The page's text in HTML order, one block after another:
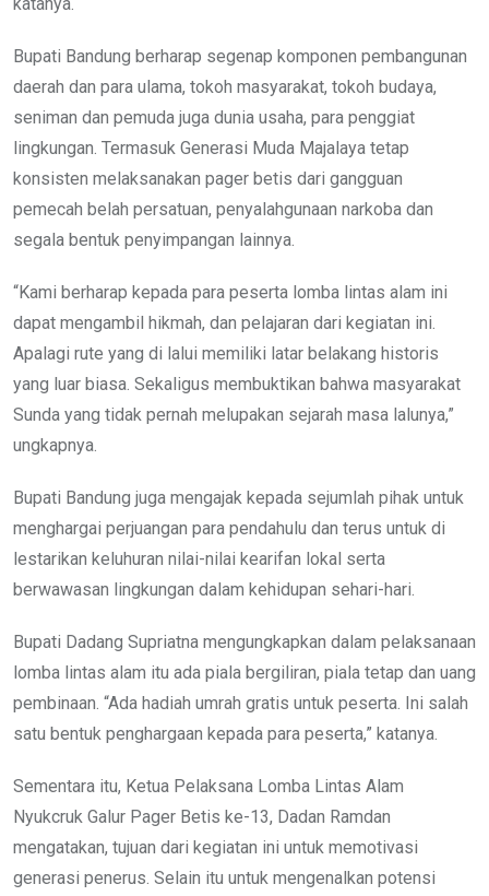
Bupati Bandung berharap segenap komponen pembangunan
daerah dan para ulama, tokoh masyarakat, tokoh budaya,
seniman dan pemuda juga dunia usaha, para penggiat
lingkungan. Termasuk Generasi Muda Majalaya tetap
konsisten melaksanakan pager betis dari gangguan
pemecah belah persatuan, penyalahgunaan narkoba dan
segala bentuk penyimpangan lainnya.
“Kami berharap kepada para peserta lomba lintas alam ini
dapat mengambil hikmah, dan pelajaran dari kegiatan ini.
Apalagi rute yang di lalui memiliki latar belakang historis
yang luar biasa. Sekaligus membuktikan bahwa masyarakat
Sunda yang tidak pernah melupakan sejarah masa lalunya,”
ungkapnya.
Bupati Bandung juga mengajak kepada sejumlah pihak untuk
menghargai perjuangan para pendahulu dan terus untuk di
lestarikan keluhuran nilai-nilai kearifan lokal serta
berwawasan lingkungan dalam kehidupan sehari-hari.
Bupati Dadang Supriatna mengungkapkan dalam pelaksanaan
lomba lintas alam itu ada piala bergiliran, piala tetap dan uang
pembinaan. “Ada hadiah umrah gratis untuk peserta. Ini salah
satu bentuk penghargaan kepada para peserta,” katanya.
Sementara itu, Ketua Pelaksana Lomba Lintas Alam
Nyukcruk Galur Pager Betis ke-13, Dadan Ramdan
mengatakan, tujuan dari kegiatan ini untuk memotivasi
generasi penerus. Selain itu untuk mengenalkan potensi